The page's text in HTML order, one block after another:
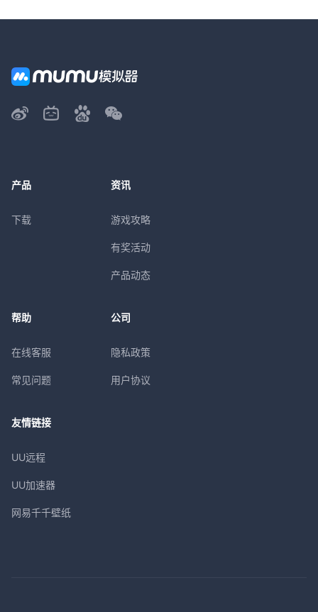
产品
下载
资讯
游戏攻略
有奖活动
产品动态
帮助
在线客服
常见问题
公司
隐私政策
用户协议
友情链接
UU远程
UU加速器
网易千千壁纸